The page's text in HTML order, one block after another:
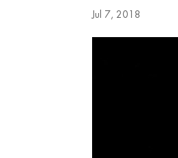
Jul 7, 2018